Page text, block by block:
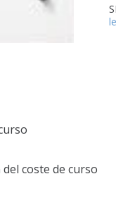
coste de curso